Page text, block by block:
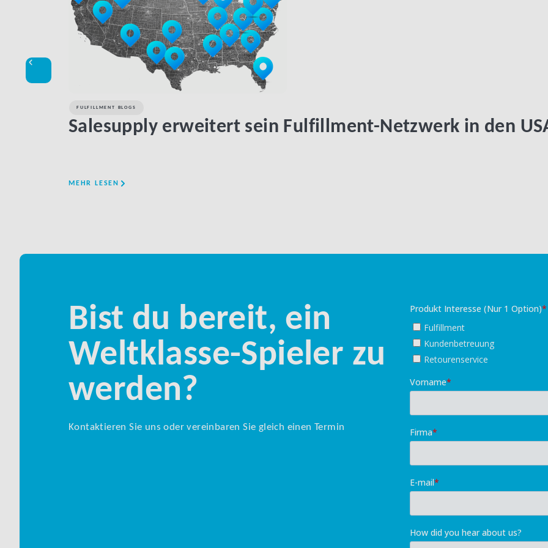
FULFILLMENT BLOGS
Salesupply erweitert sein Fulfillment-Netzwerk in den
MEHR LESEN
Bist du bereit, ein
Weltklasse-Spieler zu
werden?
Kontaktieren Sie uns oder vereinbaren Sie gleich einen Termin